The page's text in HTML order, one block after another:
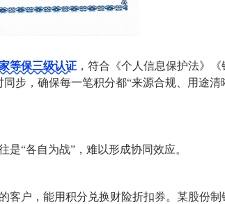
等保三级认证 ，符合《个人信息保护法》
步，确保每一笔积分都“来源合规、用途清
“各自为战”，难以形成协同效应。
客户，能用积分兑换财险折扣券。某股份制